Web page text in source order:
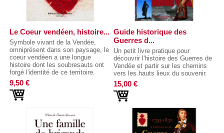
Le Coeur vendéen, histoire...
Symbole vivant de la Vendée,
omniprésent dans son paysage, le
coeur vendéen a une longue
histoire dont les soubresauts ont
forgé l'identité de ce territoire.
9,50 €
Guide historique des
Guerres d...
Un petit livre pratique pour
découvrir l'histoire des Guerres de
Vendée et partir sur les chemins
vers les hauts lieux du souvenir.
15,00 €